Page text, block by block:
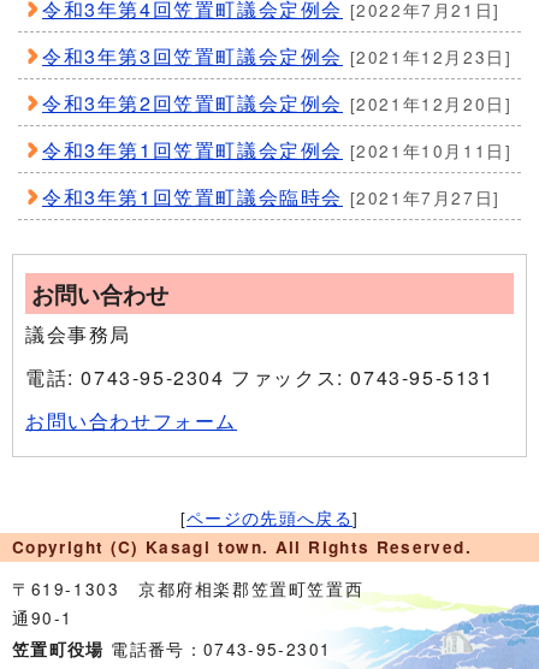
令和3年第4回笠置町議会定例会 [2022年7月21日]
令和3年第3回笠置町議会定例会 [2021年12月23日]
令和3年第2回笠置町議会定例会 [2021年12月20日]
令和3年第1回笠置町議会定例会 [2021年10月11日]
令和3年第1回笠置町議会臨時会 [2021年7月27日]
お問い合わせ
議会事務局
電話: 0743-95-2304 ファックス: 0743-95-5131
お問い合わせフォーム
[ページの先頭へ戻る]
Copyright (C) Kasagi town. All Rights Reserved.
〒619-1303 京都府相楽郡笠置町笠置西
通90-1
笠置町役場 電話番号：0743-95-2301